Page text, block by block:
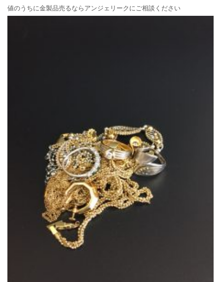
値のうちに金製品売るならアンジェリークにご相談ください